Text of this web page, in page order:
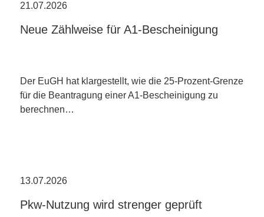
21.07.2026
Neue Zählweise für A1-Bescheinigung
Der EuGH hat klargestellt, wie die 25-Prozent-Grenze
für die Beantragung einer A1-Bescheinigung zu
berechnen…
13.07.2026
Pkw-Nutzung wird strenger geprüft